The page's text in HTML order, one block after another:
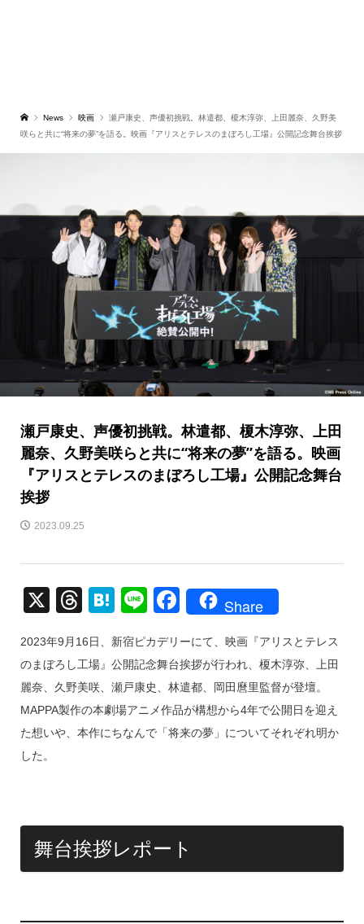
News 映画
瀬戸康史、声優初挑戦。林遣都、榎木淳弥、上田麗奈、久野美
咲らと共に“将来の夢”を語る。映画『アリスとテレスのまぼろし工場』公開記念舞台挨拶
瀬戸康史、声優初挑戦。林遣都、榎木淳弥、上田
麗奈、久野美咲らと共に“将来の夢”を語る。映画
『アリスとテレスのまぼろし工場』公開記念舞台
挨拶
2023.09.25
X
T
e
a
d
s
H
e
n
a
Li
e
F
c
e
b
o
Share
2023年9月16日、新宿ピカデリーにて、映画『アリスとテレス
のまぼろし工場』公開記念舞台挨拶が行われ、榎木淳弥、上田
麗奈、久野美咲、瀬戸康史、林遣都、岡田麿里監督が登壇。
MAPPA製作の本劇場アニメ作品が構想から4年で公開日を迎え
た想いや、本作にちなんで「将来の夢」についてそれぞれ明か
した。
舞台挨拶レポート